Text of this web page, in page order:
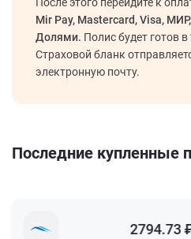
Mir Pay, Mastercard, Visa,
Долями. Полис будет готов
Страховой бланк
электронную почту.
Последние купленные
2794.73 ₽